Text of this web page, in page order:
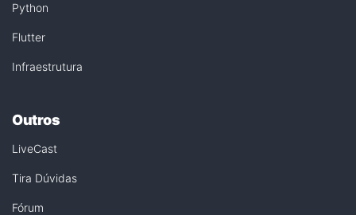
Python
Flutter
Infraestrutura
Outros
LiveCast
Tira Dúvidas
Fórum